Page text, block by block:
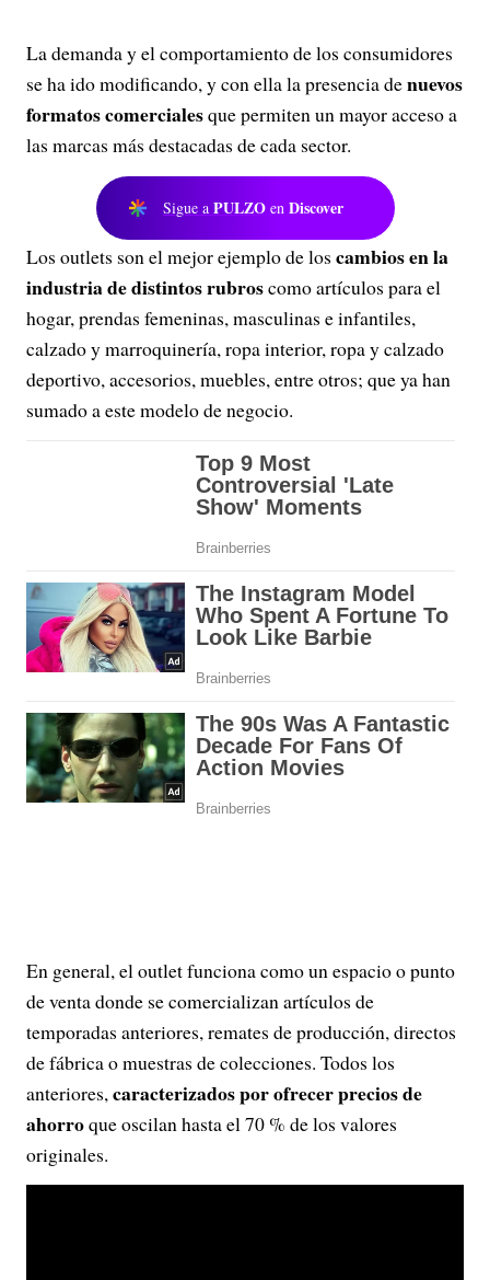
La demanda y el comportamiento de los consumidores
se ha ido modificando, y con ella la presencia denuevos
formatos comercialesque permiten un mayor acceso a
las marcas más destacadas de cada sector.
Sigue a PULZO en Discover
Los outlets son el mejor ejemplo de los cambios en la
industria de distintos rubroscomo artículos para el
hogar, prendas femeninas, masculinas e infantiles,
calzado y marroquinería, ropa interior, ropa y calzado
deportivo, accesorios, muebles, entre otros; que ya han
sumado a este modelo de negocio.
En general, el outlet funciona como un espacio o punto
de venta donde se comercializan artículos de
temporadas anteriores, remates de producción, directos
de fábrica o muestras de colecciones. Todos los
anteriores,caracterizados por ofrecer precios de
ahorroque oscilan hasta el 70 % de los valores
originales.